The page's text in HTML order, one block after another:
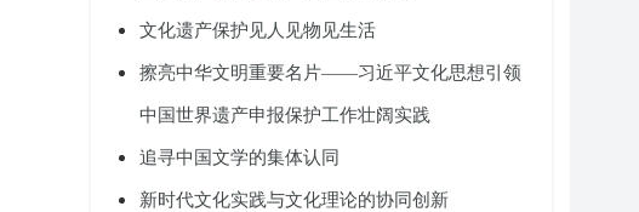
文化遗产保护见人见物见生活
擦亮中华文明重要名片——习近平文化思想引领
中国世界遗产申报保护工作壮阔实践
追寻中国文学的集体认同
新时代文化实践与文化理论的协同创新